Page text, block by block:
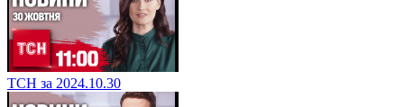
ТСН за 2024.10.30